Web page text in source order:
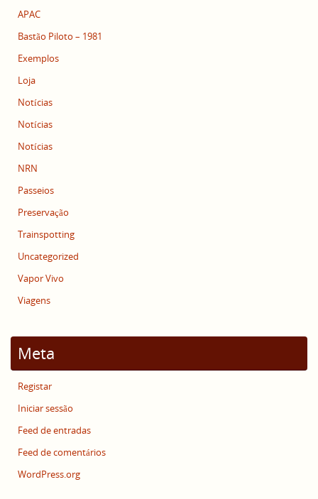
APAC
Bastão Piloto – 1981
Exemplos
Loja
Notícias
Notícias
Notícias
NRN
Passeios
Preservação
Trainspotting
Uncategorized
Vapor Vivo
Viagens
Meta
Registar
Iniciar sessão
Feed de entradas
Feed de comentários
WordPress.org